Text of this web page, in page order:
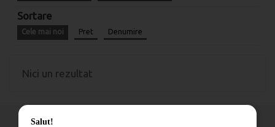
Sortare
Cele mai noi Pret Denumire
Nici un rezultat
Salut!